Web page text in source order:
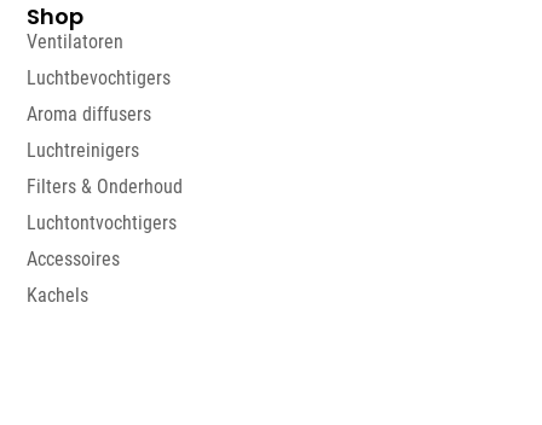
Shop
Ventilatoren
Luchtbevochtigers
Aroma diffusers
Luchtreinigers
Filters & Onderhoud
Luchtontvochtigers
Accessoires
Kachels